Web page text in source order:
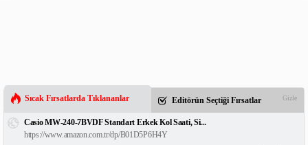
Sıcak Fırsatlarda Tıklananlar Editörün Seçtiği Fırsatlar Gizle
Casio MW-240-7BVDF Standart Erkek Kol Saati, Si...
https://www.amazon.com.tr/dp/B01D5P6H4Y